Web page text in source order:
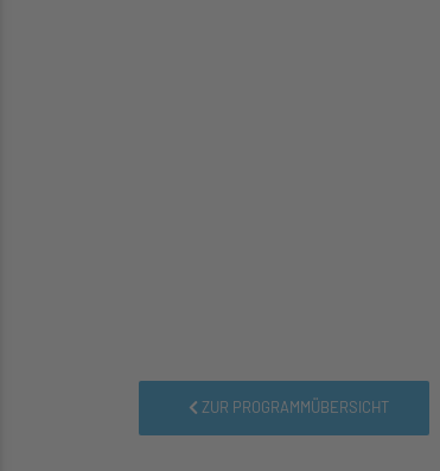
ZUR PROGRAMMÜBERSICHT